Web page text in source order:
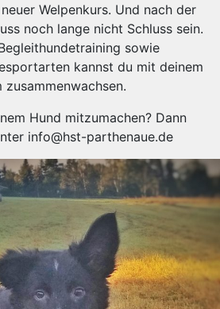
Welpenkurs. Und nach der
noch lange nicht Schluss sein.
sowie
kannst du mit deinem
zusammenwachsen.
Hund mitzumachen? Dann
info@hst-parthenaue.de